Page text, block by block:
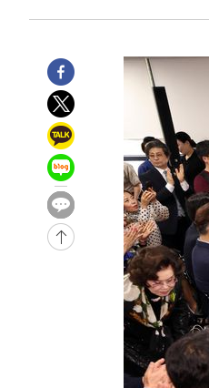
1시간 전 >'월드컵 탈락 후폭풍'
1시간 전 >
[속보]종합특검, 대검
2시간 전 >
[속보]코스닥, 800p
3시간 전 >
[속보]코스피,
3시간 전 >
[속보]원·달러 환율,
3시간 전 >
"여기 떨어졌다"…다
4시간 전 >
손흥민, 5경기 연속
6시간 전 >
내일까지 39도 '펄펄
-14784초 전 >
'월드컵 탈락 후
[속보] 뉴욕증시
축구협회, 15년
경찰, '홍명보는
[속보]합참 "北 발사체
日방위성, 北이 동해로